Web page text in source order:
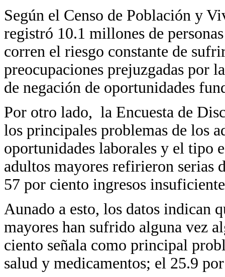
Según el Censo de Población y
registró 10.1 millones de
corren el riesgo constante de
preocupaciones prejuzgadas por
de negación de oportunidades
Por otro lado, la Encuesta de
los principales problemas de los
oportunidades laborales y el tipo
adultos mayores refirieron serias
57 por ciento ingresos
Aunado a esto, los datos indican
mayores han sufrido alguna vez
ciento señala como principal
salud y medicamentos; el 25.9